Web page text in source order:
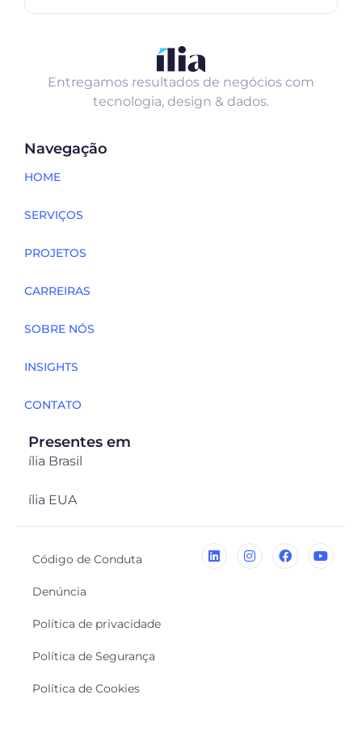
Entregamos resultados de negócios com
tecnologia, design & dados.
Navegação
HOME
SERVIÇOS
PROJETOS
CARREIRAS
SOBRE NÓS
INSIGHTS
CONTATO
Presentes em
ília Brasil
ília EUA
Código de Conduta
Denúncia
Política de privacidade
Política de Segurança
Política de Cookies